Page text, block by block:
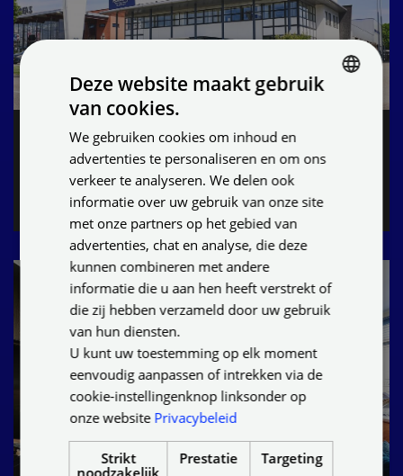
Zoek een Plameco®-dealer bij jou in
de buurt
Zoek dichtstbijzijnde dealer
Deze website maakt gebruik
van cookies.
We gebruiken cookies om inhoud en
advertenties te personaliseren en om ons
verkeer te analyseren. We delen ook
informatie over uw gebruik van onze site
met onze partners op het gebied van
advertenties, chat en analyse, die deze
kunnen combineren met andere
informatie die u aan hen heeft verstrekt of
die zij hebben verzameld door uw gebruik
van hun diensten.
U kunt uw toestemming op elk moment
eenvoudig aanpassen of intrekken via de
cookie-instellingenknop linksonder op
onze website Privacybeleid
Strikt
noodzakelijk
Prestatie Targeting